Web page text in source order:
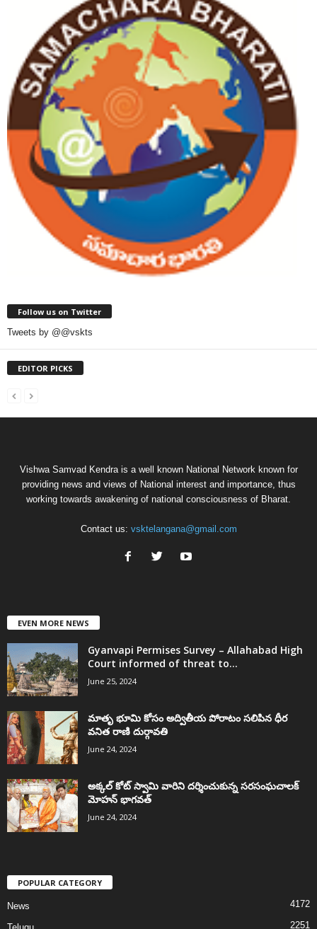
Follow us on Twitter
Tweets by @@vskts
EDITOR PICKS
Vishwa Samvad Kendra is a well known National Network known for
providing news and views of National interest and importance, thus
working towards awakening of national consciousness of Bharat.
Contact us: vsktelangana@gmail.com
EVEN MORE NEWS
Gyanvapi Permises Survey – Allahabad High
Court informed of threat to...
June 25, 2024
మాతృ భూమి కోసం అద్వితీయ పోరాటం సలిపిన ధీర
వనిత రాణి దుర్గావతి
June 24, 2024
అక్కల్‌ కోట్‌ స్వామి వారిని దర్శించుకున్న సరసంఘచాలక్
మోహన్ భాగవత్
June 24, 2024
POPULAR CATEGORY
News 4172
2251